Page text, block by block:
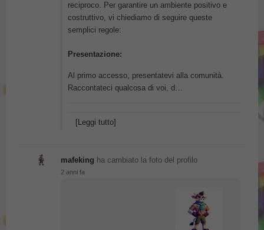
reciproco. Per garantire un ambiente positivo e
costruttivo, vi chiediamo di seguire queste
semplici regole:
Presentazione:
Al primo accesso, presentatevi alla comunità.
Raccontateci qualcosa di voi, d…
[Leggi tutto]
mafeking ha cambiato la foto del profilo
2 anni fa